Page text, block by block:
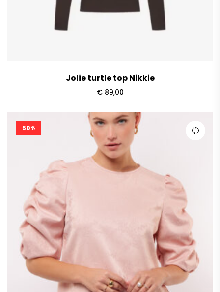
Jolie turtle top Nikkie
€89,00
50%